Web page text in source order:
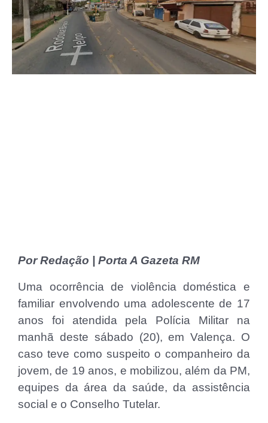
Por Redação | Porta A Gazeta RM
Uma ocorrência de violência doméstica e
familiar envolvendo uma adolescente de 17
anos foi atendida pela Polícia Militar na
manhã deste sábado (20), em Valença. O
caso teve como suspeito o companheiro da
jovem, de 19 anos, e mobilizou, além da PM,
equipes da área da saúde, da assistência
social e o Conselho Tutelar.